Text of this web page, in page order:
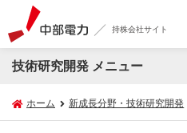
持株会社サイト
技術研究開発 メニュー
ホーム 新成長分野・技術研究開発